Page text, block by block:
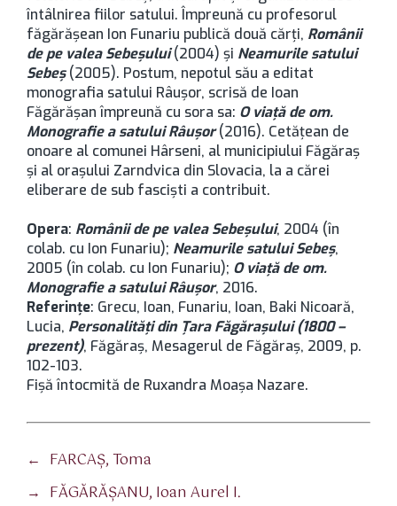
întâlnirea fiilor satului. Împreună cu profesorul
făgărăşean Ion Funariu publică două cărţi, Românii
de pe valea Sebeşului(2004) şi Neamurile satului
Sebeş(2005). Postum, nepotul său a editat
monografia satului Râuşor, scrisă de Ioan
Făgărăşan împreună cu sora sa: O viaţă de om.
Monografie a satului Râuşor(2016). Cetăţean de
onoare al comunei Hârseni, al municipiului Făgăraș
şi al oraşului Zarndvica din Slovacia, la a cărei
eliberare de sub fascişti a contribuit.
Opera: Românii de pe valea Sebeşului, 2004 (în
colab. cu Ion Funariu); Neamurile satului Sebeş,
2005 (în colab. cu Ion Funariu); O viaţă de om.
Monografie a satului Râuşor, 2016.
Referințe: Grecu, Ioan, Funariu, Ioan, Baki Nicoară,
Lucia, Personalități din Țara Făgărașului (1800 –
prezent), Făgăraș, Mesagerul de Făgăraș, 2009, p.
102-103.
Fișă întocmită de Ruxandra Moașa Nazare.
← FARCAŞ, Toma
→ FĂGĂRĂŞANU, Ioan Aurel I.